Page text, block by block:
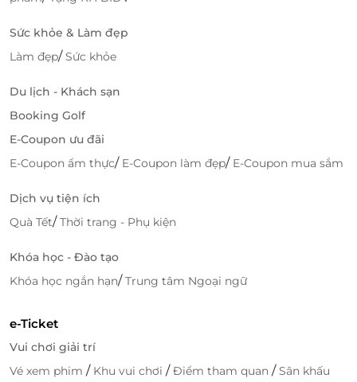
Paris Hotel giống như một điểm nhấn độc lạ mà nhẹ nhàng
trong bức tranh thành phố biển đầy thơ mộng
xịn tại tầng 17 của khách sạn với hồ bơi rộng 60 mét
vuông, được thiết kế ngoài trời mang lại cho du
khách cảm giác thoáng đãng, thơ mộng giữa mây
trời và tiếng vỗ rì rào của sóng biển Nha Trang. Kế
uống độc đáo. Vừa ngâm mình trong làn nước mát
mẻ, vừa thưởng thức một ly cocktail, nước trái cây
ưu phiền và mệt mỏi.
Sức khỏe & Làm đẹp
Làm đẹp/Sức khỏe
Du lịch - Khách sạn
Booking Golf
E-Coupon ưu đãi
E-Coupon ẩm thực/ E-Coupon làm đẹp/ E-Coupon mua sắm
Dịch vụ tiện ích
Quà Tết/Thời trang - Phụ kiện
Khóa học - Đào tạo
Khóa học ngắn hạn/Trung tâm Ngoại ngữ
e-Ticket
Vui chơi giải trí
Vé xem phim / Khu vui chơi /Điểm tham quan /Sân khấu